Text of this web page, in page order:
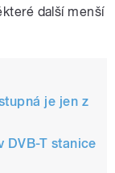
další menší
je jen z
DVB-T stanice